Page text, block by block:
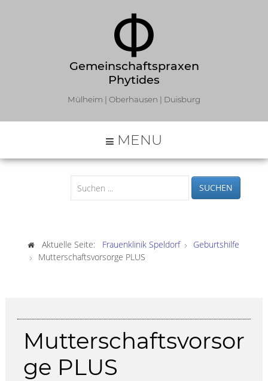
Gemeinschaftspraxen
Phytides
Mülheim | Oberhausen | Duisburg
MENU
SUCHEN
Aktuelle Seite: Frauenklinik Speldorf
Geburtshilfe
Mutterschaftsvorsorge PLUS
Mutterschaftsvorsor
ge PLUS